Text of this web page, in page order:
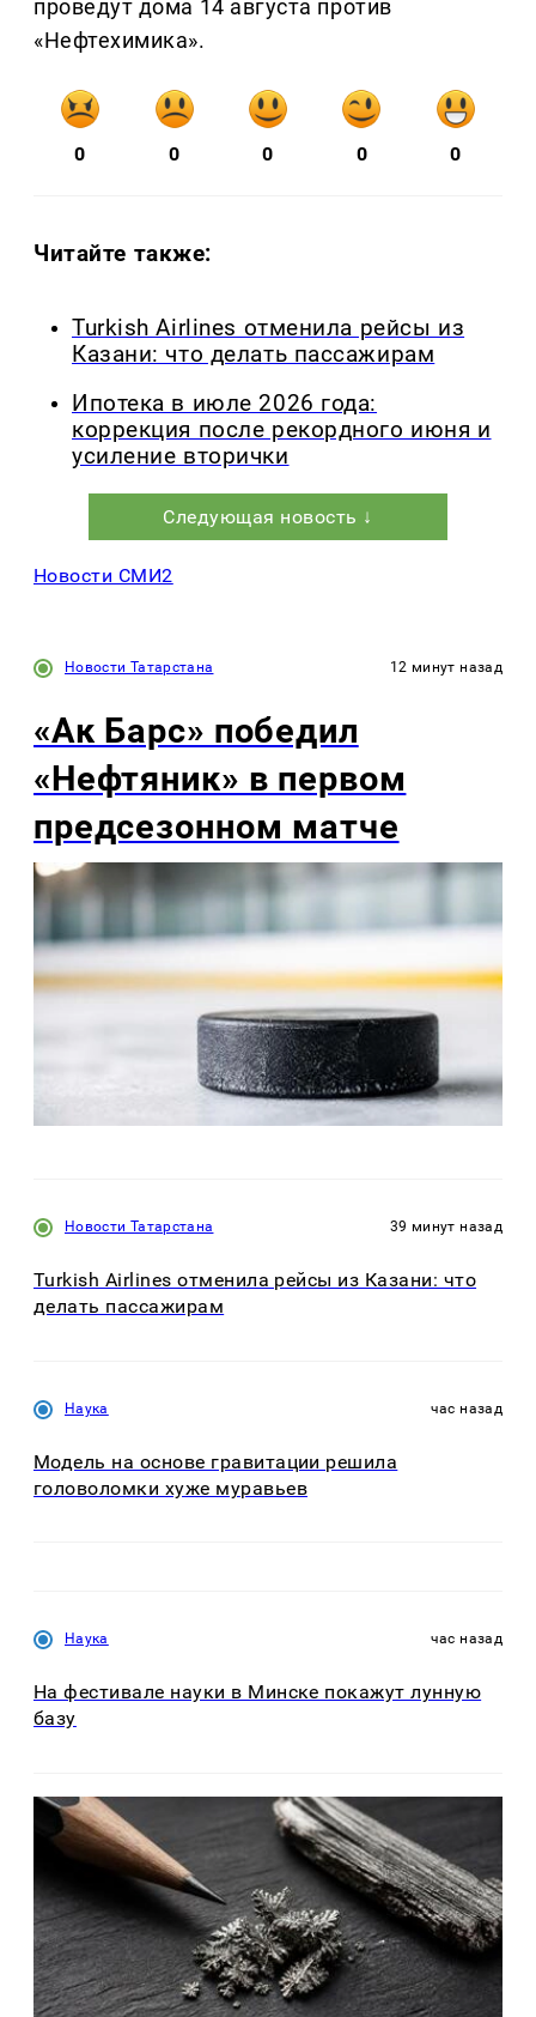
проведут дома 14 августа против
«Нефтехимика».
0 0 0 0 0
Читайте также:
Turkish Airlines отменила рейсы из
Казани: что делать пассажирам
Ипотека в июле 2026 года:
коррекция после рекордного июня и
усиление вторички
Следующая новость ↓
Новости СМИ2
Новости Татарстана 12 минут назад
«Ак Барс» победил
«Нефтяник» в первом
предсезонном матче
Новости Татарстана 39 минут назад
Turkish Airlines отменила рейсы из Казани: что
делать пассажирам
Наука час назад
Модель на основе гравитации решила
головоломки хуже муравьев
Наука час назад
На фестивале науки в Минске покажут лунную
базу